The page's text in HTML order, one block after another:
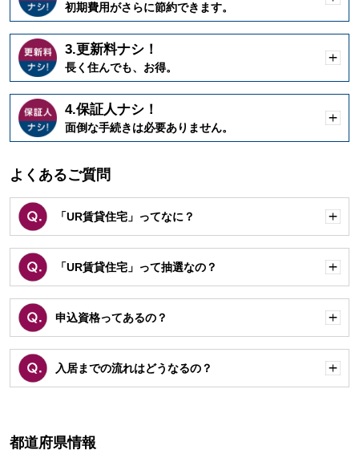
初期費用がさらに節約できます。
く
3.更新料ナシ！
長く住んでも、お得。
く
4.保証人ナシ！
面倒な手続きは必要ありません。
く
よくあるご質問
「UR賃貸住宅」ってなに？
く
「UR賃貸住宅」って抽選なの？
く
申込資格ってあるの？
く
入居までの流れはどうなるの？
く
都道府県情報